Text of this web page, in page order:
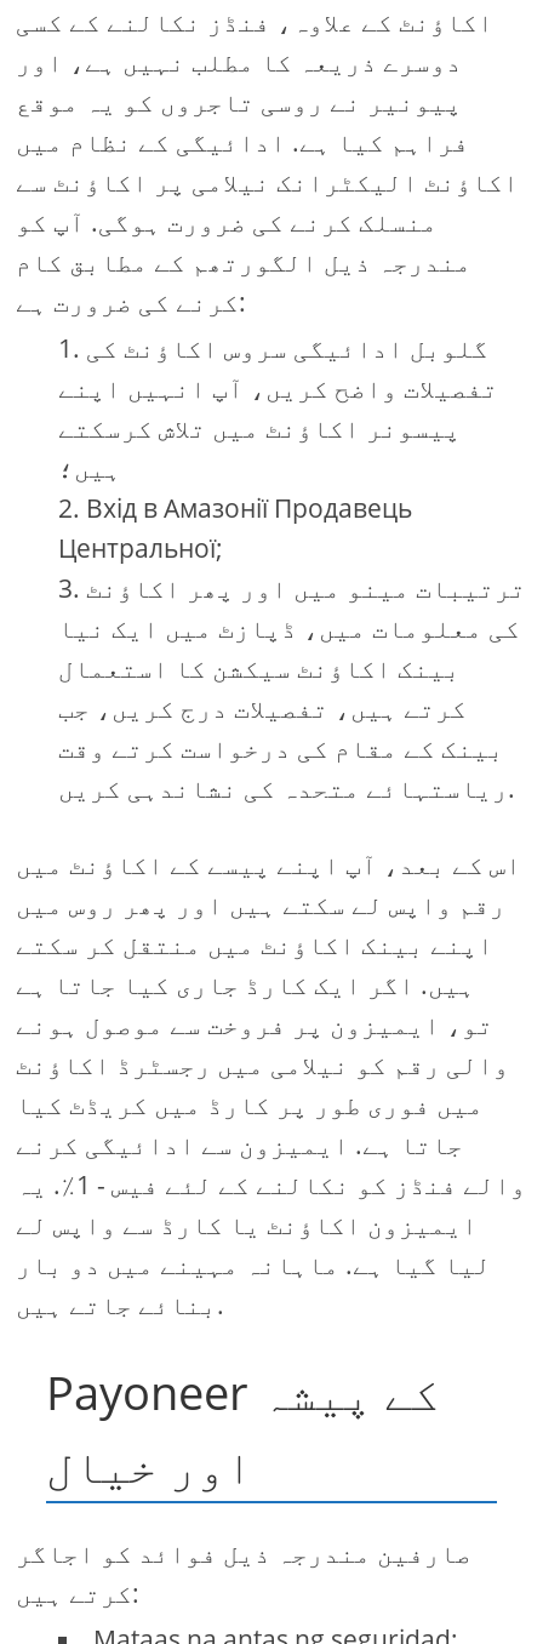
اکاؤنٹ کے علاوہ، فنڈز نکالنے کے کسی
دوسرے ذریعہ کا مطلب نہیں ہے، اور
پیونیر نے روسی تاجروں کو یہ موقع
فراہم کیا ہے. ادائیگی کے نظام میں
اکاؤنٹ الیکٹرانک نیلامی پر اکاؤنٹ سے
منسلک کرنے کی ضرورت ہوگی. آپ کو
مندرجہ ذیل الگورتھم کے مطابق کام
کرنے کی ضرورت ہے:
گلوبل ادائیگی سروس اکاؤنٹ کی
تفصیلات واضح کریں، آپ انہیں اپنے
پیسونر اکاؤنٹ میں تلاش کرسکتے
ہیں؛
Вхід в Амазонії Продавець
Центральної;
ترتیبات مینو میں اور پھر اکاؤنٹ
کی معلومات میں، ڈپازٹ میں ایک نیا
بینک اکاؤنٹ سیکشن کا استعمال
کرتے ہیں، تفصیلات درج کریں، جب
بینک کے مقام کی درخواست کرتے وقت
ریاستہائے متحدہ کی نشاندہی کریں.
اس کے بعد، آپ اپنے پیسے کے اکاؤنٹ میں
رقم واپس لے سکتے ہیں اور پھر روس میں
اپنے بینک اکاؤنٹ میں منتقل کر سکتے
ہیں. اگر ایک کارڈ جاری کیا جاتا ہے
تو، ایمیزون پر فروخت سے موصول ہونے
والی رقم کو نیلامی میں رجسٹرڈ اکاؤنٹ
میں فوری طور پر کارڈ میں کریڈٹ کیا
جاتا ہے. ایمیزون سے ادائیگی کرنے
والے فنڈز کو نکالنے کے لئے فیس - 1٪. یہ
ایمیزون اکاؤنٹ یا کارڈ سے واپس لے
لیا گیا ہے. ماہانہ مہینے میں دو بار
بنائے جاتے ہیں.
Payoneer کے پیشہ
اور خیال
صارفین مندرجہ ذیل فوائد کو اجاگر
کرتے ہیں: